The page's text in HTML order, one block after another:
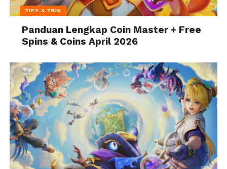
TIPS & TRIK
Panduan Lengkap Coin Master + Free
Spins & Coins April 2026